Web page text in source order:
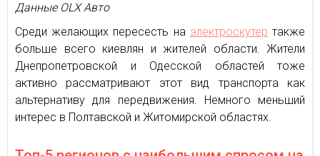
Данные OLX Авто
Среди желающих пересесть на электроскутер также
больше всего киевлян и жителей области. Жители
Днепропетровской и Одесской областей тоже
активно рассматривают этот вид транспорта как
альтернативу для передвижения. Немного меньший
интерес в Полтавской и Житомирской областях.